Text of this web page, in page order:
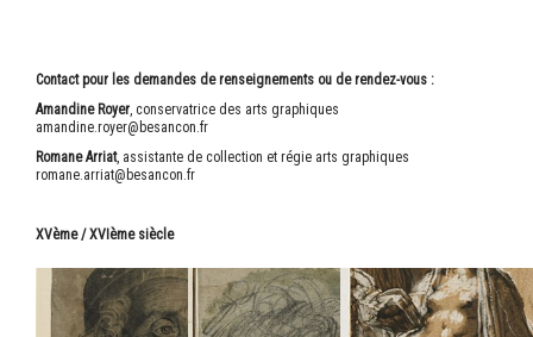
Contact pour les demandes de renseignements ou de rendez-vous :
Amandine Royer, conservatrice des arts graphiques
amandine.royer@besancon.fr
Romane Arriat, assistante de collection et régie arts graphiques
romane.arriat@besancon.fr
XVème / XVIème siècle